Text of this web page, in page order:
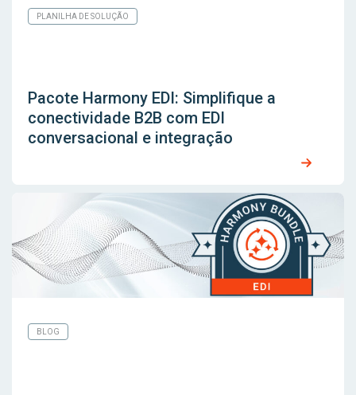
PLANILHA DE SOLUÇÃO
Pacote Harmony EDI: Simplifique a
conectividade B2B com EDI
conversacional e integração
BLOG